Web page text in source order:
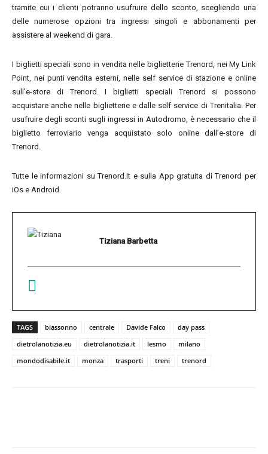
tramite cui i clienti potranno usufruire dello sconto, scegliendo una
delle numerose opzioni tra ingressi singoli e abbonamenti per
assistere al weekend di gara.
I biglietti speciali sono in vendita nelle biglietterie Trenord, nei My Link
Point, nei punti vendita esterni, nelle self service di stazione e online
sull’e-store di Trenord. I biglietti speciali Trenord si possono
acquistare anche nelle biglietterie e dalle self service di Trenitalia. Per
usufruire degli sconti sugli ingressi in Autodromo, è necessario che il
biglietto ferroviario venga acquistato solo online dall’e-store di
Trenord.
Tutte le informazioni su Trenord.it e sulla App gratuita di Trenord per
iOs e Android.
Tiziana Barbetta
TAGS biassonno centrale Davide Falco
day pass
dietrolanotizia.eu
dietrolanotizia.it lesmo
milano
mondodisabile.it
monza trasporti treni trenord